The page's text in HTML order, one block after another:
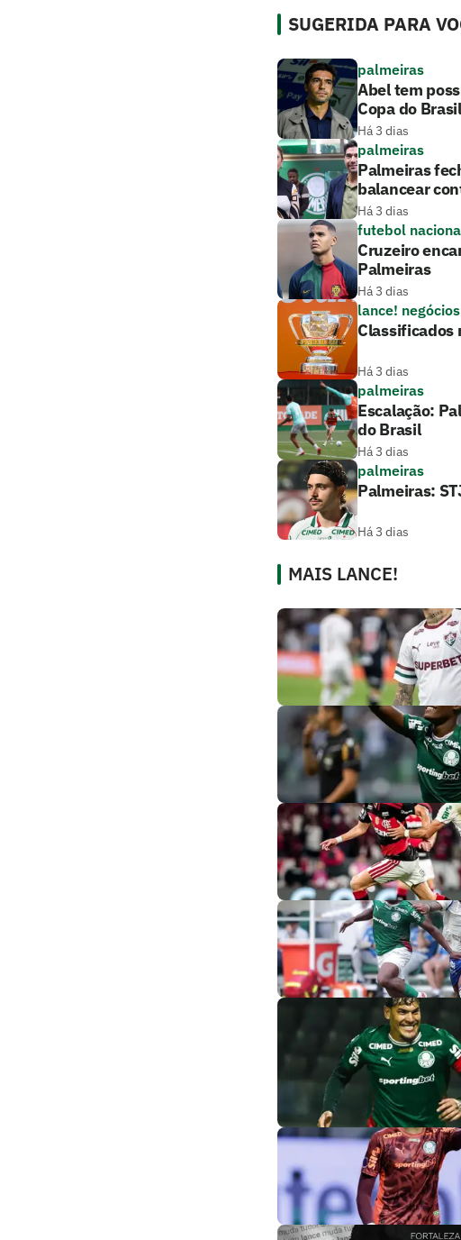
SUGERIDA PARA
palmeiras
Abel tem
Copa do Brasil
Há 3 dias
palmeiras
Palmeiras
balancear
Há 3 dias
futebol
Cruzeiro
Palmeiras
Há 3 dias
lance! negócios
Classificados
Há 3 dias
palmeiras
Escalação:
do Brasil
Há 3 dias
palmeiras
Palmeiras:
Há 3 dias
MAIS LANCE!